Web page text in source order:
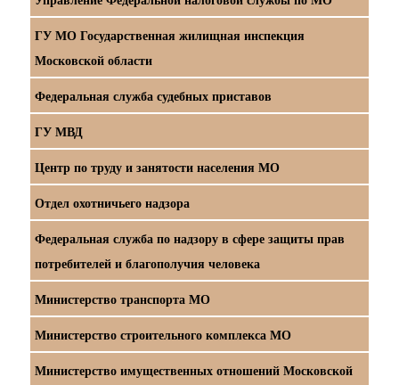
ГУ МО Государственная жилищная инспекция
Московской области
Федеральная служба судебных приставов
ГУ МВД
Центр по труду и занятости населения МО
Отдел охотничьего надзора
Федеральная служба по надзору в сфере защиты прав
потребителей и благополучия человека
Министерство транспорта МО
Министерство строительного комплекса МО
Министерство имущественных отношений Московской